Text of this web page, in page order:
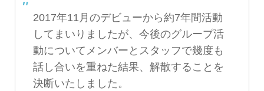
2017年11月のデビューから約7年間活動
してまいりましたが、今後のグループ活
動についてメンバーとスタッフで幾度も
話し合いを重ねた結果、解散することを
決断いたしました。